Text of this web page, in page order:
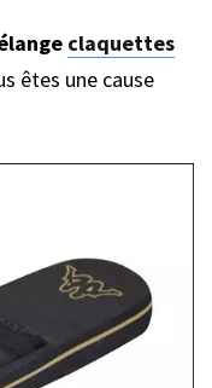
claquettes
êtes une cause